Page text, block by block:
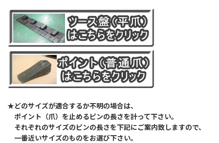
★どのサイズが適合するか不明の場合は、
ポイント（爪）を止めるピンの長さを計って下さい。
それぞれのサイズのピンの長さを下記にご案内致しますので、
一番近いサイズのものをお選び下さい。